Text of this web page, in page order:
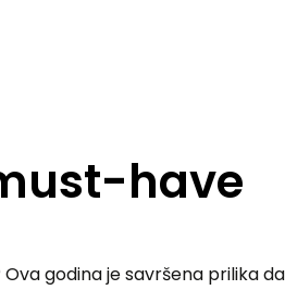
have
Ova godina je savršena prilika da